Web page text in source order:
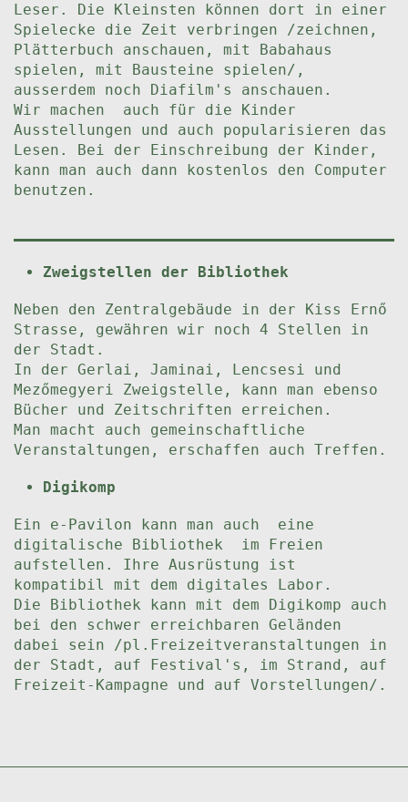
Leser. Die Kleinsten können dort in einer
Spielecke die Zeit verbringen /zeichnen,
Plätterbuch anschauen, mit Babahaus
spielen, mit Bausteine spielen/,
ausserdem noch Diafilm's anschauen.
Wir machen auch für die Kinder
Ausstellungen und auch popularisieren das
Lesen. Bei der Einschreibung der Kinder,
kann man auch dann kostenlos den Computer
benutzen.
Zweigstellen der Bibliothek
Neben den Zentralgebäude in der Kiss Ernő
Strasse, gewähren wir noch 4 Stellen in
der Stadt.
In der Gerlai, Jaminai, Lencsesi und
Mezőmegyeri Zweigstelle, kann man ebenso
Bücher und Zeitschriften erreichen.
Man macht auch gemeinschaftliche
Veranstaltungen, erschaffen auch Treffen.
Digikomp
Ein e-Pavilon kann man auch eine
digitalische Bibliothek im Freien
aufstellen. Ihre Ausrüstung ist
kompatibil mit dem digitales Labor.
Die Bibliothek kann mit dem Digikomp auch
bei den schwer erreichbaren Geländen
dabei sein /pl.Freizeitveranstaltungen in
der Stadt, auf Festival's, im Strand, auf
Freizeit-Kampagne und auf Vorstellungen/.